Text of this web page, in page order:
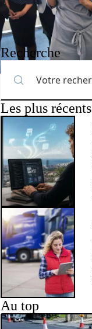
Recherche
Les plus récents
Au top